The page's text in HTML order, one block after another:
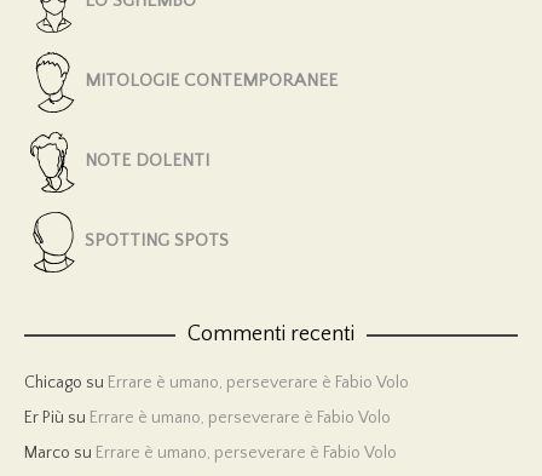
MITOLOGIE CONTEMPORANEE
NOTE DOLENTI
SPOTTING SPOTS
Commenti recenti
Chicago su Errare è umano, perseverare è Fabio Volo
Er Più su Errare è umano, perseverare è Fabio Volo
Marco su Errare è umano, perseverare è Fabio Volo